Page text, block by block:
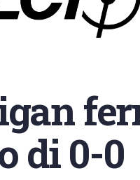
di 0-0